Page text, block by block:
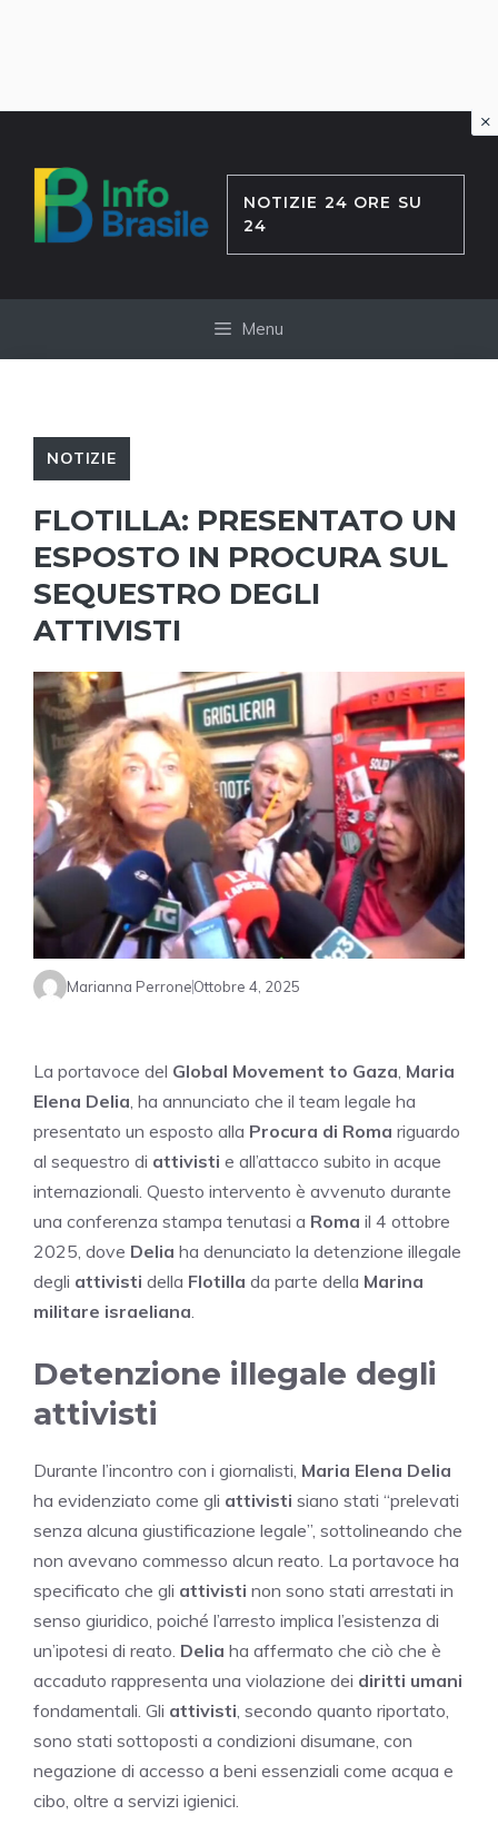
contenuto
NOTIZIE 24 ORE SU
24
Menu
NOTIZIE
FLOTILLA: PRESENTATO UN
ESPOSTO IN PROCURA SUL
SEQUESTRO DEGLI
ATTIVISTI
Marianna PerroneOttobre 4, 2025
La portavoce del Global Movement to Gaza, Maria
Elena Delia, ha annunciato che il team legale ha
presentato un esposto alla Procura di Roma riguardo
al sequestro di attivisti e all’attacco subito in acque
internazionali. Questo intervento è avvenuto durante
una conferenza stampa tenutasi a Roma il 4 ottobre
2025, dove Delia ha denunciato la detenzione illegale
degli attivisti della Flotilla da parte della Marina
militare israeliana.
Detenzione illegale degli
attivisti
Durante l’incontro con i giornalisti, Maria Elena Delia
ha evidenziato come gli attivisti siano stati “prelevati
senza alcuna giustificazione legale”, sottolineando che
non avevano commesso alcun reato. La portavoce ha
specificato che gli attivisti non sono stati arrestati in
senso giuridico, poiché l’arresto implica l’esistenza di
un’ipotesi di reato. Delia ha affermato che ciò che è
accaduto rappresenta una violazione dei diritti umani
fondamentali. Gli attivisti, secondo quanto riportato,
sono stati sottoposti a condizioni disumane, con
negazione di accesso a beni essenziali come acqua e
cibo, oltre a servizi igienici.
×